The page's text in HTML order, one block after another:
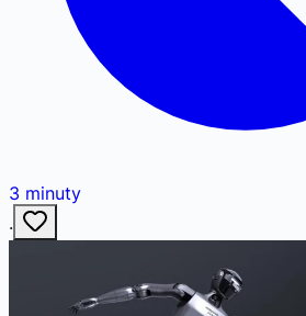
3 minuty
·